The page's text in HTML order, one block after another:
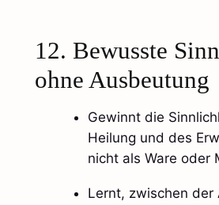
12. Bewusste
ohne Ausbeutung
Gewinnt die
Heilung und des
nicht als Ware oder
Lernt, zwischen der